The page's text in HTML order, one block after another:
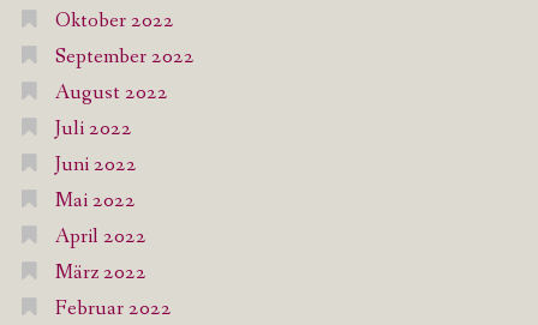
Oktober 2022
September 2022
August 2022
Juli 2022
Juni 2022
Mai 2022
April 2022
März 2022
Februar 2022